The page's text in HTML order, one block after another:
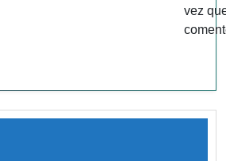
vez